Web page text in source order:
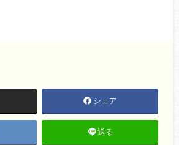
シェア
送る